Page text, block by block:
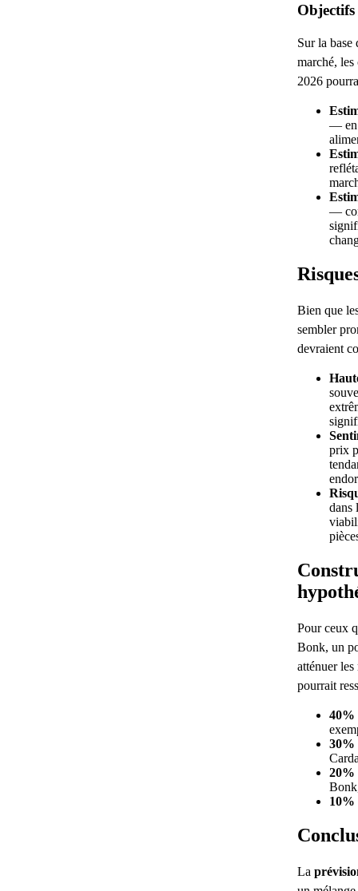
Sur la base
marché,
2026
— en
—
Bien que
sembler
devraient
prix
dans
Pour ceux
Bonk, un
atténuer
pourrait
40%
30%
20%
10%
La